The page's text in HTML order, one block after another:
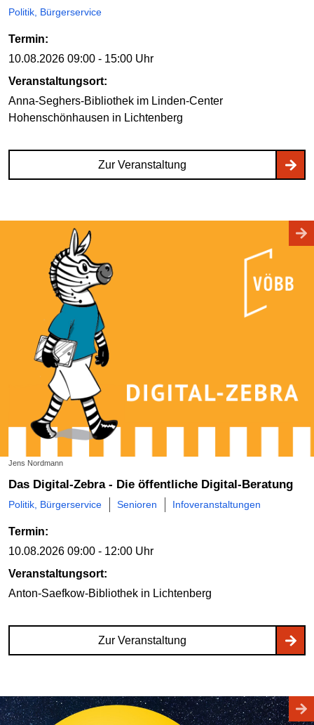
Politik, Bürgerservice
Termin:
10.08.2026 09:00 - 15:00 Uhr
Veranstaltungsort:
Anna-Seghers-Bibliothek im Linden-Center
Hohenschönhausen in Lichtenberg
Zur Veranstaltung
Jens Nordmann
Das Digital-Zebra - Die öffentliche Digital-Beratung
Politik, Bürgerservice Senioren Infoveranstaltungen
Termin:
10.08.2026 09:00 - 12:00 Uhr
Veranstaltungsort:
Anton-Saefkow-Bibliothek in Lichtenberg
Zur Veranstaltung